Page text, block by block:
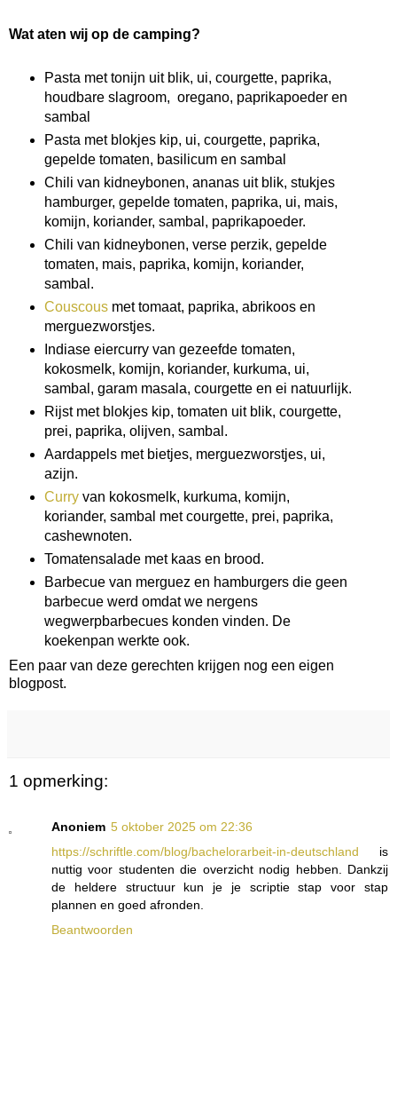
Wat aten wij op de camping?
Pasta met tonijn uit blik, ui, courgette, paprika,
houdbare slagroom, oregano, paprikapoeder en
sambal
Pasta met blokjes kip, ui, courgette, paprika,
gepelde tomaten, basilicum en sambal
Chili van kidneybonen, ananas uit blik, stukjes
hamburger, gepelde tomaten, paprika, ui, mais,
komijn, koriander, sambal, paprikapoeder.
Chili van kidneybonen, verse perzik, gepelde
tomaten, mais, paprika, komijn, koriander,
sambal.
Couscousmet tomaat, paprika, abrikoos en
merguezworstjes.
Indiase eiercurry van gezeefde tomaten,
kokosmelk, komijn, koriander, kurkuma, ui,
sambal, garam masala, courgette en ei natuurlijk.
Rijst met blokjes kip, tomaten uit blik, courgette,
prei, paprika, olijven, sambal.
Aardappels met bietjes, merguezworstjes, ui,
azijn.
Curryvan kokosmelk, kurkuma, komijn,
koriander, sambal met courgette, prei, paprika,
cashewnoten.
Tomatensalade met kaas en brood.
Barbecue van merguez en hamburgers die geen
barbecue werd omdat we nergens
wegwerpbarbecues konden vinden. De
koekenpan werkte ook.
Een paar van deze gerechten krijgen nog een eigen
blogpost.
1 opmerking:
Anoniem 5 oktober 2025 om 22:36
https://schriftle.com/blog/bachelorarbeit-in-deutschland is
nuttig voor studenten die overzicht nodig hebben. Dankzij
de heldere structuur kun je je scriptie stap voor stap
plannen en goed afronden.
Beantwoorden